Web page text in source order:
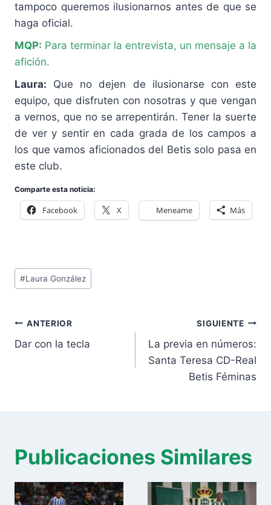
tampoco queremos ilusionarnos antes de que se
haga oficial.
MQP: Para terminar la entrevista, un mensaje a la
afición.
Laura: Que no dejen de ilusionarse con este
equipo, que disfruten con nosotras y que vengan
a vernos, que no se arrepentirán. Tener la suerte
de ver y sentir en cada grada de los campos a
los que vamos aficionados del Betis solo pasa en
este club.
Comparte esta noticia:
Facebook X Meneame Más
Etiquetas
de
entrada:
#Laura González
Navegación
de
ANTERIOR
Dar con la tecla
SIGUIENTE
La previa en números:
Santa Teresa CD-Real
Betis Féminas
Publicaciones Similares